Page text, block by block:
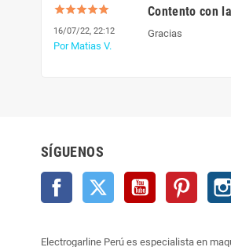
16/07/22, 22:12
Por Matias V.
Contento con
Gracias
SÍGUENOS
Facebook Twitter YouTube
Electrogarline Perú es especialista en